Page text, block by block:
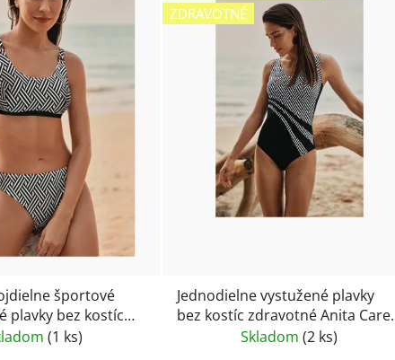
športové
plavky bez kostíc
čierno
(1 ks)
ZDRAVOTNÉ
Jednodielne vystužené plavky
bez kostíc zdravotné Anita Care
Style Dirban 6317
Skladom(2 ks)